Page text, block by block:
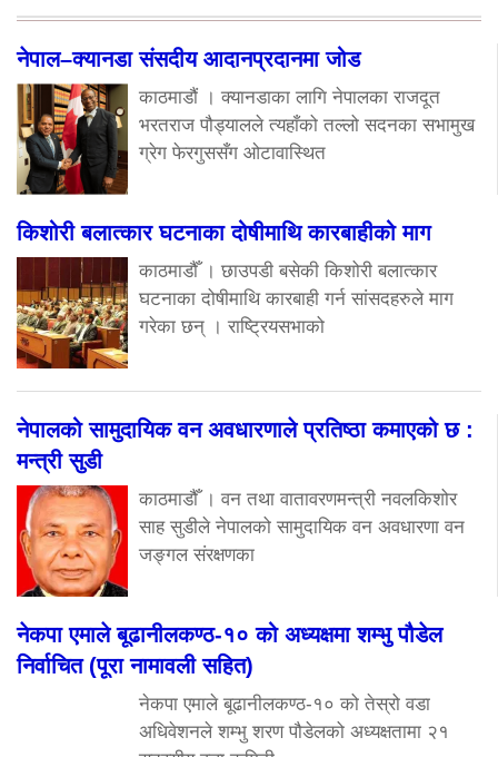
नेपाल–क्यानडा संसदीय आदानप्रदानमा जोड
काठमाडौं । क्यानडाका लागि नेपालका राजदूत
भरतराज पौड्यालले त्यहाँको तल्लो सदनका सभामुख
ग्रेग फेरगुससँग ओटावास्थित
किशोरी बलात्कार घटनाका दोषीमाथि कारबाहीको माग
काठमाडौँ । छाउपडी बसेकी किशोरी बलात्कार
घटनाका दोषीमाथि कारबाही गर्न सांसदहरुले माग
गरेका छन् । राष्ट्रियसभाको
नेपालको सामुदायिक वन अवधारणाले प्रतिष्ठा कमाएको छ :
मन्त्री सुडी
काठमाडौँ । वन तथा वातावरणमन्त्री नवलकिशोर
साह सुडीले नेपालको सामुदायिक वन अवधारणा वन
जङ्गल संरक्षणका
नेकपा एमाले बूढानीलकण्ठ-१० को अध्यक्षमा शम्भु पौडेल
निर्वाचित (पूरा नामावली सहित)
नेकपा एमाले बूढानीलकण्ठ-१० को तेस्रो वडा
अधिवेशनले शम्भु शरण पौडेलको अध्यक्षतामा २१